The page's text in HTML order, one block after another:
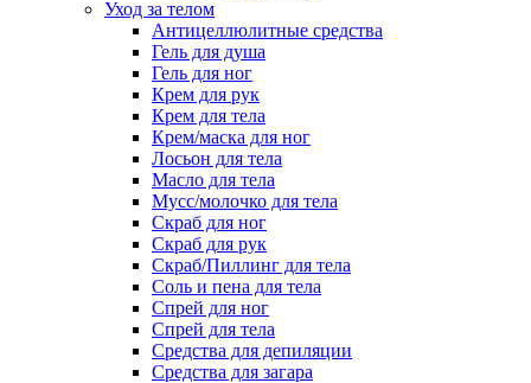
Уход за телом
Антицеллюлитные средства
Гель для душа
Гель для ног
Крем для рук
Крем для тела
Крем/маска для ног
Лосьон для тела
Масло для тела
Мусс/молочко для тела
Скраб для ног
Скраб для рук
Скраб/Пиллинг для тела
Соль и пена для тела
Спрей для ног
Спрей для тела
Средства для депиляции
Средства для загара